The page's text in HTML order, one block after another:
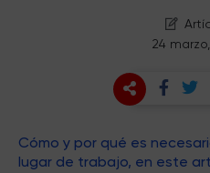
24
Cómo y por qué es
lugar de trabajo, en este